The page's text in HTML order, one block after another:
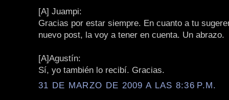
[A] Juampi:
Gracias por estar siempre. En cuanto a tu
nuevo post, la voy a tener en cuenta. Un abrazo.
[A]Agustín:
Sí, yo también lo recibí. Gracias.
31 DE MARZO DE 2009 A LAS 8:36 P.M.